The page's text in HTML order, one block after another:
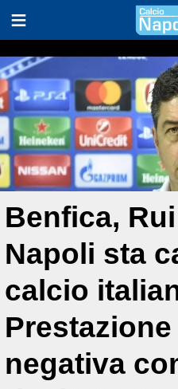
Benfica,
Napoli sta
calcio
negativa